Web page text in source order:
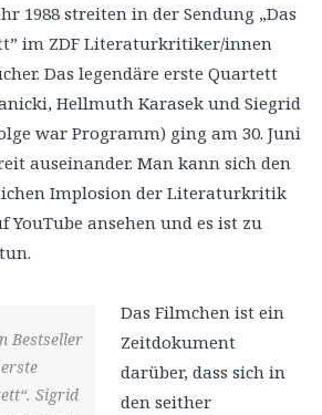
1988 streiten in der Sendung „Das
im ZDF Literaturkritiker/innen
Das legendäre erste Quartett
Hellmuth Karasek und Siegrid
war Programm) ging am 30. Juni
auseinander. Man kann sich den
Implosion der Literaturkritik
YouTube ansehen und es ist zu
Bestseller
Sigrid
Das Filmchen ist ein
Zeitdokument
darüber, dass sich in
den seither